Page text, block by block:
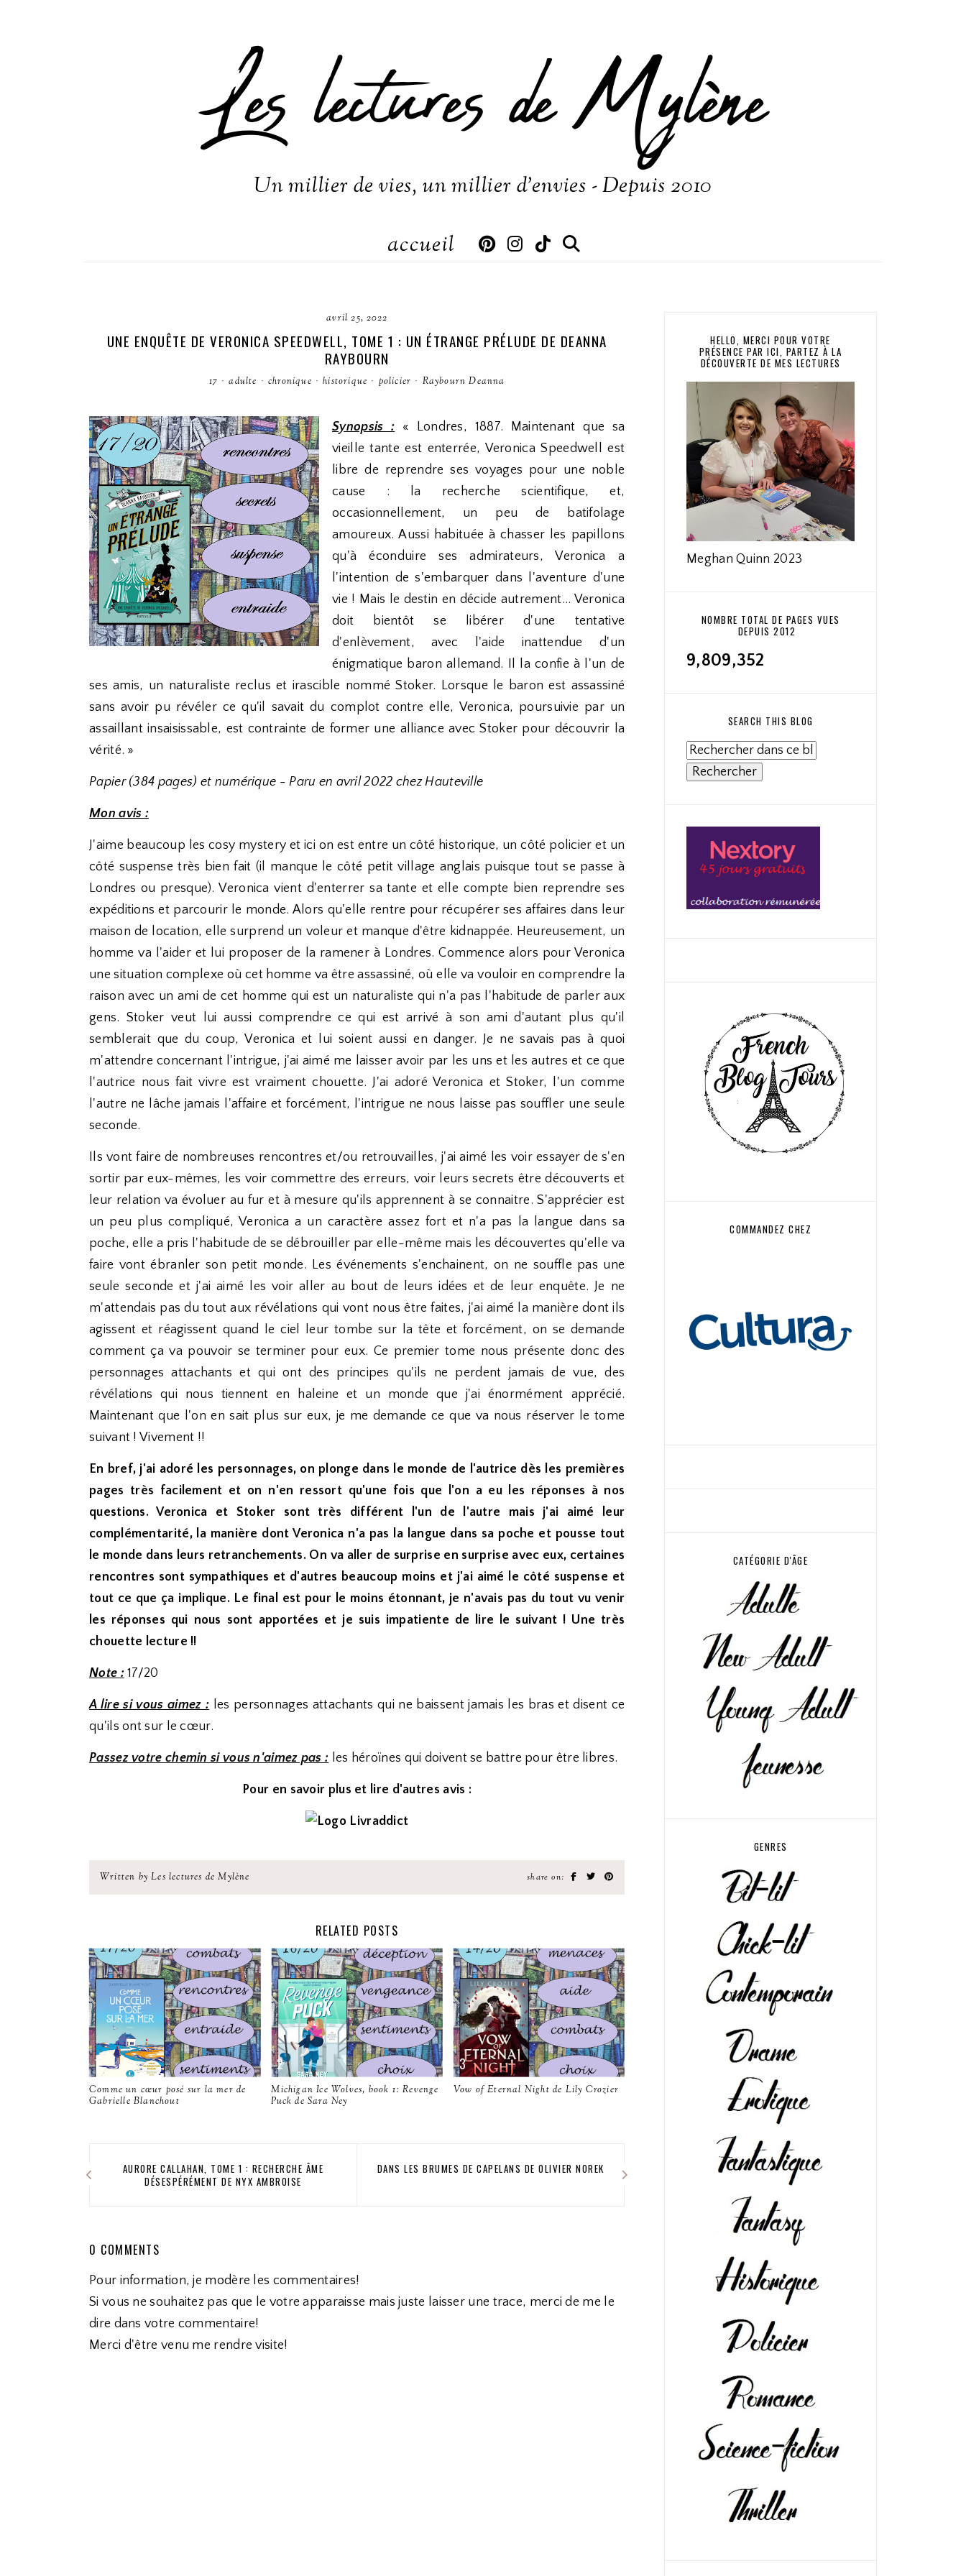
Les lectures de Mylène
Un millier de vies, un millier d'envies - Depuis 2010
accueil
avril 25, 2022
UNE ENQUÊTE DE VERONICA SPEEDWELL, TOME 1 : UN ÉTRANGE PRÉLUDE DE DEANNA
RAYBOURN
17 · adulte · chronique · historique · policier · Raybourn Deanna
Synopsis : « Londres, 1887. Maintenant que sa
vieille tante est enterrée, Veronica Speedwell est
libre de reprendre ses voyages pour une noble
cause : la recherche scientifique, et,
occasionnellement, un peu de batifolage
amoureux. Aussi habituée à chasser les papillons
qu'à éconduire ses admirateurs, Veronica a
l'intention de s'embarquer dans l'aventure d'une
vie ! Mais le destin en décide autrement... Veronica
doit bientôt se libérer d'une tentative
d'enlèvement, avec l'aide inattendue d'un
énigmatique baron allemand. Il la confie à l'un de
ses amis, un naturaliste reclus et irascible nommé Stoker. Lorsque le baron est assassiné
sans avoir pu révéler ce qu'il savait du complot contre elle, Veronica, poursuivie par un
assaillant insaisissable, est contrainte de former une alliance avec Stoker pour découvrir la
vérité. »
Papier (384 pages) et numérique - Paru en avril 2022 chez Hauteville
Mon avis :
J'aime beaucoup les cosy mystery et ici on est entre un côté historique, un côté policier et un
côté suspense très bien fait (il manque le côté petit village anglais puisque tout se passe à
Londres ou presque). Veronica vient d'enterrer sa tante et elle compte bien reprendre ses
expéditions et parcourir le monde. Alors qu'elle rentre pour récupérer ses affaires dans leur
maison de location, elle surprend un voleur et manque d'être kidnappée. Heureusement, un
homme va l'aider et lui proposer de la ramener à Londres. Commence alors pour Veronica
une situation complexe où cet homme va être assassiné, où elle va vouloir en comprendre la
raison avec un ami de cet homme qui est un naturaliste qui n'a pas l'habitude de parler aux
gens. Stoker veut lui aussi comprendre ce qui est arrivé à son ami d'autant plus qu'il
semblerait que du coup, Veronica et lui soient aussi en danger. Je ne savais pas à quoi
m'attendre concernant l'intrigue, j'ai aimé me laisser avoir par les uns et les autres et ce que
l'autrice nous fait vivre est vraiment chouette. J'ai adoré Veronica et Stoker, l'un comme
l'autre ne lâche jamais l'affaire et forcément, l'intrigue ne nous laisse pas souffler une seule
seconde.
Ils vont faire de nombreuses rencontres et/ou retrouvailles, j'ai aimé les voir essayer de s'en
sortir par eux-mêmes, les voir commettre des erreurs, voir leurs secrets être découverts et
leur relation va évoluer au fur et à mesure qu'ils apprennent à se connaitre. S'apprécier est
un peu plus compliqué, Veronica a un caractère assez fort et n'a pas la langue dans sa
poche, elle a pris l'habitude de se débrouiller par elle-même mais les découvertes qu'elle va
faire vont ébranler son petit monde. Les événements s'enchainent, on ne souffle pas une
seule seconde et j'ai aimé les voir aller au bout de leurs idées et de leur enquête. Je ne
m'attendais pas du tout aux révélations qui vont nous être faites, j'ai aimé la manière dont ils
agissent et réagissent quand le ciel leur tombe sur la tête et forcément, on se demande
comment ça va pouvoir se terminer pour eux. Ce premier tome nous présente donc des
personnages attachants et qui ont des principes qu'ils ne perdent jamais de vue, des
révélations qui nous tiennent en haleine et un monde que j'ai énormément apprécié.
Maintenant que l'on en sait plus sur eux, je me demande ce que va nous réserver le tome
suivant ! Vivement !!
En bref, j'ai adoré les personnages, on plonge dans le monde de l'autrice dès les premières
pages très facilement et on n'en ressort qu'une fois que l'on a eu les réponses à nos
questions. Veronica et Stoker sont très différent l'un de l'autre mais j'ai aimé leur
complémentarité, la manière dont Veronica n'a pas la langue dans sa poche et pousse tout
le monde dans leurs retranchements. On va aller de surprise en surprise avec eux, certaines
rencontres sont sympathiques et d'autres beaucoup moins et j'ai aimé le côté suspense et
tout ce que ça implique. Le final est pour le moins étonnant, je n'avais pas du tout vu venir
les réponses qui nous sont apportées et je suis impatiente de lire le suivant ! Une très
chouette lecture !!
Note :17/20
A lire si vous aimez : les personnages attachants qui ne baissent jamais les bras et disent ce
qu'ils ont sur le cœur.
Passez votre chemin si vous n'aimez pas : les héroïnes qui doivent se battre pour être libres.
Pour en savoir plus et lire d'autres avis :
Written by Les lectures de Mylène share on:
RELATED POSTS
Comme un cœur posé sur la mer de
Gabrielle Blanchout
Michigan Ice Wolves, book 1: Revenge
Puck de Sara Ney
Vow of Eternal Night de Lily Crozier
AURORE CALLAHAN, TOME 1 : RECHERCHE ÂME
DÉSESPÉRÉMENT DE NYX AMBROISE
DANS LES BRUMES DE CAPELANS DE OLIVIER NOREK
0 COMMENTS
Pour information, je modère les commentaires!
Si vous ne souhaitez pas que le votre apparaisse mais juste laisser une trace, merci de me le
dire dans votre commentaire!
Merci d'être venu me rendre visite!
HELLO, MERCI POUR VOTRE
PRÉSENCE PAR ICI, PARTEZ À LA
DÉCOUVERTE DE MES LECTURES
Meghan Quinn 2023
NOMBRE TOTAL DE PAGES VUES
DEPUIS 2012
9,809,352
SEARCH THIS BLOG
COMMANDEZ CHEZ
CATÉGORIE D'ÂGE
GENRES